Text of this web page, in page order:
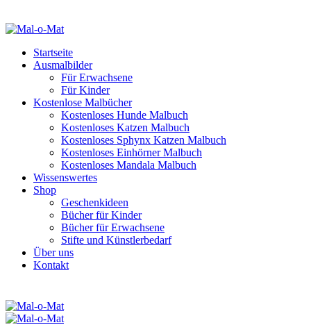
Startseite
Ausmalbilder
Für Erwachsene
Für Kinder
Kostenlose Malbücher
Kostenloses Hunde Malbuch
Kostenloses Katzen Malbuch
Kostenloses Sphynx Katzen Malbuch
Kostenloses Einhörner Malbuch
Kostenloses Mandala Malbuch
Wissenswertes
Shop
Geschenkideen
Bücher für Kinder
Bücher für Erwachsene
Stifte und Künstlerbedarf
Über uns
Kontakt